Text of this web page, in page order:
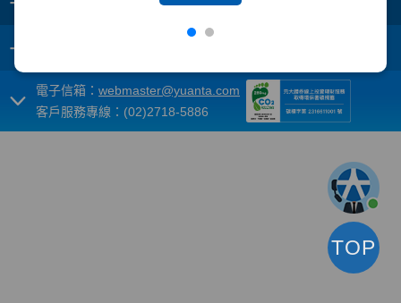
+
電子信箱： webmaster@yuanta.com
客戶服務專線：(02)2718-5886
TOP